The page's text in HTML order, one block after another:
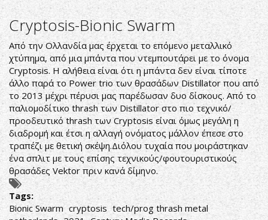
Cryptosis-Bionic Swarm
Από την Ολλανδία μας έρχεται το επόμενο μεταλλικό
χτύπημα, από μια μπάντα που ντεμπουτάρει με το όνομα
Cryptosis. Η αλήθεια είναι ότι η μπάντα δεν είναι τίποτε
άλλο παρά το Power trio των θρασάδων Distillator που από
το 2013 μέχρι πέρυσι μας παρέδωσαν δυο δίσκους. Από το
παλιομοδίτικο thrash των Distillator στο πιο τεχνικό/
προοδευτικό thrash των Cryptosis είναι όμως μεγάλη η
διαδρομή και έτσι η αλλαγή ονόματος μάλλον έπεσε στο
τραπέζι με θετική σκέψη.Διόλου τυχαία που μοιράστηκαν
ένα σπλιτ με τους επίσης τεχνικούς/φουτουριστικούς
θρασάδες Vektor πριν κανά δίμηνο.
Tags:
Bionic Swarm cryptosis tech/prog thrash metal